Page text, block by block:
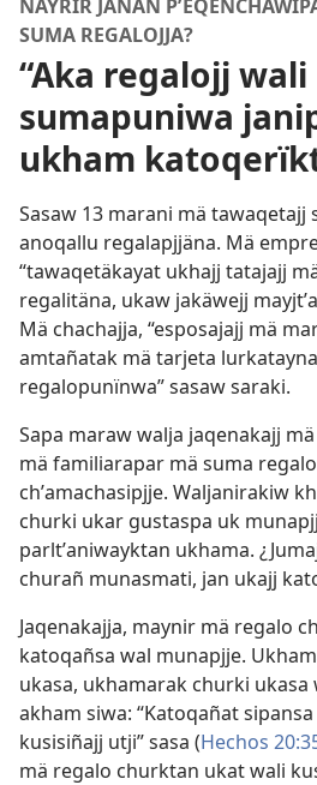
NAYRÏR JANAN
SUMA REGALOJJA?
“Aka regalojj wali
sumapuniwa
ukham
Sasaw 13 marani mä tawaqetajj
anoqallu regalapjjäna. Mä
“tawaqetäkayat ukhajj tatajajj
regalitäna, ukaw jakäwejj
Mä chachajja, “esposajajj mä
amtañatak mä tarjeta
regalopunïnwa” sasaw saraki.
Sapa maraw walja jaqenakajj
mä familiarapar mä suma
chʼamachasipjje. Waljanirakiw
churki ukar gustaspa uk
parltʼaniwayktan ukhama.
churañ munasmati, jan ukajj
Jaqenakajja, maynir mä regalo
katoqañsa wal munapjje.
ukasa, ukhamarak churki ukasa
akham siwa: “Katoqañat
kusisiñajj utji” sasa (Hechos
mä regalo churktan ukat wali